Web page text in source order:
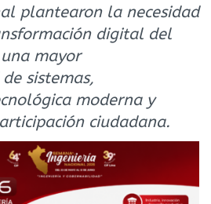
plantearon la necesidad
digital del
mayor
sistemas,
moderna y
ciudadana.